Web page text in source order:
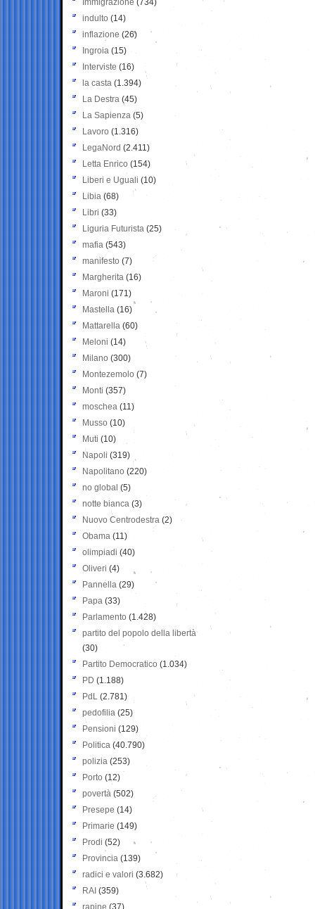
Immigrazione (734)
indulto (14)
inflazione (26)
Ingroia (15)
Interviste (16)
la casta (1.394)
La Destra (45)
La Sapienza (5)
Lavoro (1.316)
LegaNord (2.411)
Letta Enrico (154)
Liberi e Uguali (10)
Libia (68)
Libri (33)
Liguria Futurista (25)
mafia (543)
manifesto (7)
Margherita (16)
Maroni (171)
Mastella (16)
Mattarella (60)
Meloni (14)
Milano (300)
Montezemolo (7)
Monti (357)
moschea (11)
Musso (10)
Muti (10)
Napoli (319)
Napolitano (220)
no global (5)
notte bianca (3)
Nuovo Centrodestra (2)
Obama (11)
olimpiadi (40)
Oliveri (4)
Pannella (29)
Papa (33)
Parlamento (1.428)
partito del popolo della libertà
(30)
Partito Democratico (1.034)
PD (1.188)
PdL (2.781)
pedofilia (25)
Pensioni (129)
Politica (40.790)
polizia (253)
Porto (12)
povertà (502)
Presepe (14)
Primarie (149)
Prodi (52)
Provincia (139)
radici e valori (3.682)
RAI (359)
rapine (37)